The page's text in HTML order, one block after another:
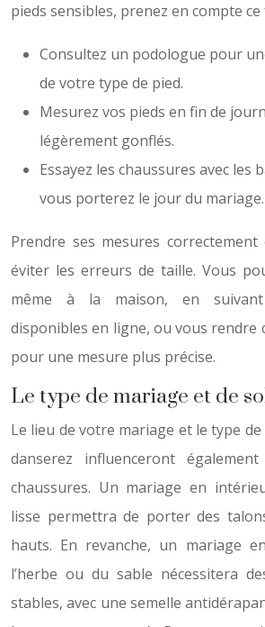
pieds sensibles, prenez en compte
Consultez un podologue pour
de votre type de pied.
Mesurez vos pieds en fin de
légèrement gonflés.
Essayez les chaussures avec les
vous porterez le jour du mariage.
Prendre ses mesures
éviter les erreurs de taille. Vous
même à la maison, en
disponibles en ligne, ou vous rendre
pour une mesure plus précise.
Le type de mariage et de
Le lieu de votre mariage et le type
danserez influenceront
chaussures. Un mariage en
lisse permettra de porter des
hauts. En revanche, un mariage
l’herbe ou du sable nécessitera
stables, avec une semelle